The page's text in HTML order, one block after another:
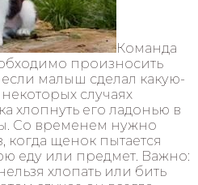
Команда
произносить
малыш сделал какую-
случаях
хлопнуть его ладонью в
Со временем нужно
когда щенок пытается
еду или предмет. Важно:
хлопать или бить